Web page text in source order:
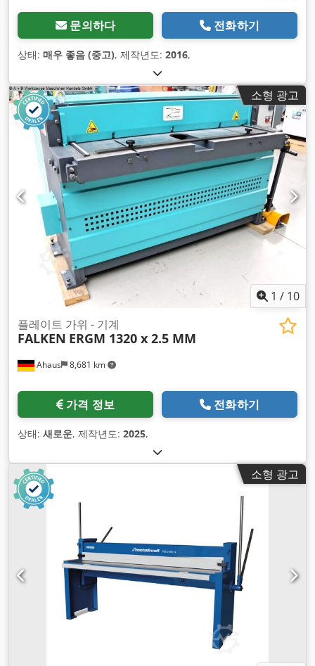
문의하다 전화하기
상태: 매우 좋음 (중고), 제작년도: 2016,
소형 광고
1 / 10
Ahaus 8,681 km
플레이트 가위 - 기계
FALKEN ERGM 1320 x 2.5 MM
가격 정보 전화하기
상태: 새로운, 제작년도: 2025,
소형 광고